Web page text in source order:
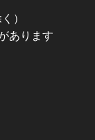
）
あります